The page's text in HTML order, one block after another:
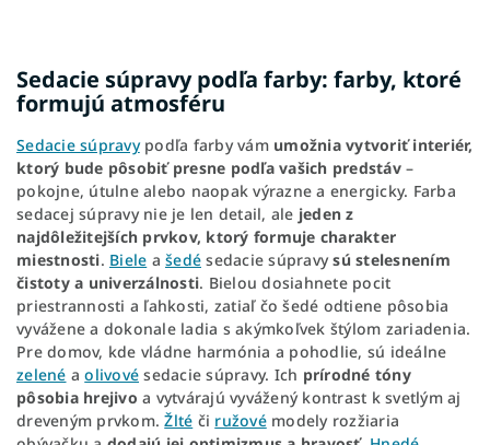
Sedacie súpravy podľa farby: farby, ktoré
formujú atmosféru
Sedacie súpravypodľa farby vám umožnia vytvoriť interiér,
ktorý bude pôsobiť presne podľa vašich predstáv–
pokojne, útulne alebo naopak výrazne a energicky. Farba
sedacej súpravy nie je len detail, ale jeden z
najdôležitejších prvkov, ktorý formuje charakter
miestnosti. Biele a šedé sedacie súpravysú stelesnením
čistoty a univerzálnosti. Bielou dosiahnete pocit
priestrannosti a ľahkosti, zatiaľ čo šedé odtiene pôsobia
vyvážene a dokonale ladia s akýmkoľvek štýlom zariadenia.
Pre domov, kde vládne harmónia a pohodlie, sú ideálne
zelené aolivové sedacie súpravy. Ich prírodné tóny
pôsobia hrejivo a vytvárajú vyvážený kontrast k svetlým aj
dreveným prvkom.Žlté či ružovémodely rozžiaria